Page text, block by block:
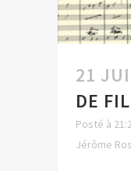
21
DE
Posté à
Jérôme